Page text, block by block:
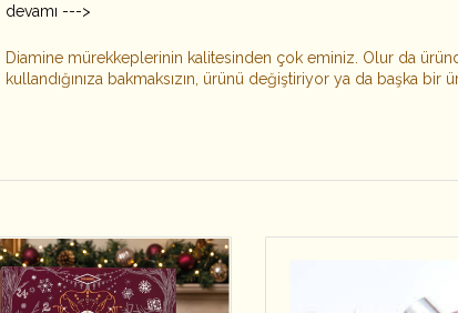
devamı --->
Diamine mürekkeplerinin kalitesinden çok eminiz. Olur da
kullandığınıza bakmaksızın, ürünü değiştiriyor ya da başka bir